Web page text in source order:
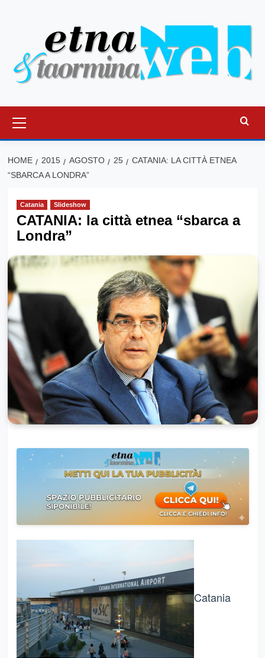
principale
HOME 2015 AGOSTO 25
CATANIA: LA CITTÀ ETNEA
“SBARCA A LONDRA”
Catania Slideshow
CATANIA: la città etnea “sbarca a
Londra”
Catania